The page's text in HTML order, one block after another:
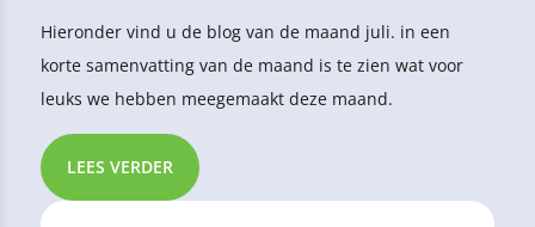
Hieronder vind u de blog van de maand juli. in een
korte samenvatting van de maand is te zien wat voor
leuks we hebben meegemaakt deze maand.
LEES VERDER